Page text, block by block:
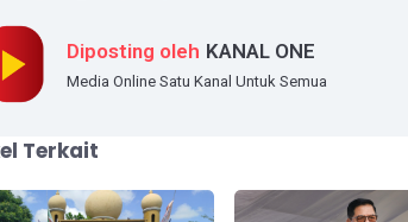
Diposting oleh KANAL ONE
Media Online Satu Kanal Untuk Semua
Terkait